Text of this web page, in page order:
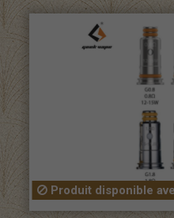
Produit disponible